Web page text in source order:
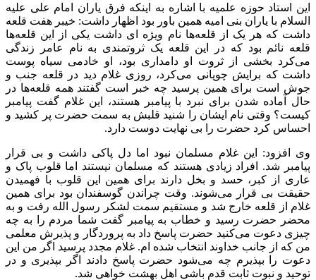
این استاد حوزه علمیه با اشاره به اینکه فرق یاران امام علی علیه
السلام با یاران بنی امیه همین باور بود اظهار داشت: خیبر هفت قلعه
داشت که هر یک از قلعه‌ها نام ویژه
ای داشت یکی از این قلعه‌ها
قلعه نائم بود که در این قلعه یک ثروتمندی به نام عامر
زندگی
می‌کرد بخشی از ثروت او دامداری بود، او خادمی سیاه پوست
داشت که برایش چوپانی می‌کرد، روزی غلام دید در قلعه جنب و
جوش است برای همین پرسید چه خبر است گفتند همه قلعه‌ها در
حال آماده شدن برای نبرد با پیامبر هستند، این غلام گفت پیامبر
کیست؟ وقتی نام ایشان را شنید قلبش به سمت حضرت پر کشید و
احساس کرد حضرت را بی نهایت دوست دارد.
وی افزود: این غلام مسلمان نبود اما دل پاکی داشت و بی قرار
پیامبر شد. افراد زیادی هستند که مسلمان نیستند اما قلوب پاک و
عاری از کبر، حسد و بخل دارند برای همین این قلوب با فهمیدن
حقیقت بی قرار می‌شوند. وقت چراندن گوسفندان بود برای همین
غلام از قلعه خارج شد و مستقیم سمت لشکر رسول الله رفت و به
محضر حضرت رسید و خطاب به پیامبر گفت شما مردم را به چه
چیزی دعوت می‌کنید حضرت پاسخ داد به پروردگار و پذیرش معلمی
من که از جانب خداوند انتخاب شده ام. غلام مجدد پرسید اگر من این
دعوت را بپذیرم چه می‌شود حضرت پاسخ دادند اگر بپذیری و در
توحید و نبوت ثابت قدم باشی اهل بهشت خواهی شد.